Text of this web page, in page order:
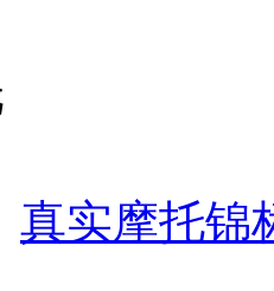
真实摩托锦